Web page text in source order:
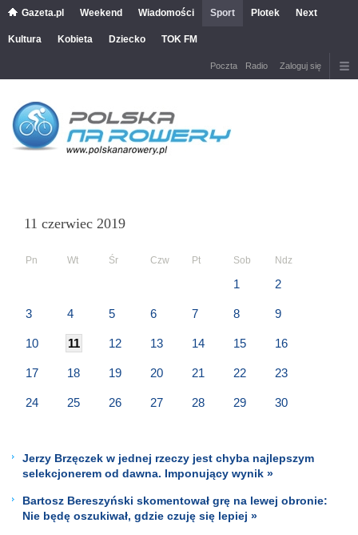
Gazeta.pl Weekend Wiadomości Sport Plotek Next
Kultura Kobieta Dziecko TOK FM
Poczta Radio Zaloguj się
11 czerwiec 2019
Pn Wt Śr Czw Pt Sob Ndz
1 2
3 4 5 6 7 8 9
10 11 12 13 14 15 16
17 18 19 20 21 22 23
24 25 26 27 28 29 30
Jerzy Brzęczek w jednej rzeczy jest chyba najlepszym
selekcjonerem od dawna. Imponujący wynik »
Bartosz Bereszyński skomentował grę na lewej obronie:
Nie będę oszukiwał, gdzie czuję się lepiej »